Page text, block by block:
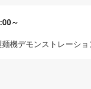
～
麺機デモンストレーショ